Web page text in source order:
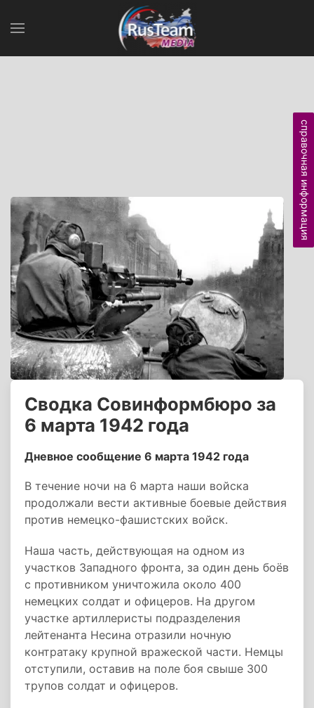
Сводка Совинформбюро за
6 марта 1942 года
Дневное сообщение 6 марта 1942 года
В течение ночи на 6 марта наши войска
продолжали вести активные боевые действия
против немецко-фашистских войск.
Наша часть, действующая на одном из
участков Западного фронта, за один день боёв
с противником уничтожила около 400
немецких солдат и офицеров. На другом
участке артиллеристы подразделения
лейтенанта Несина отразили ночную
контратаку крупной вражеской части. Немцы
отступили, оставив на поле боя свыше 300
трупов солдат и офицеров.
справочная информация